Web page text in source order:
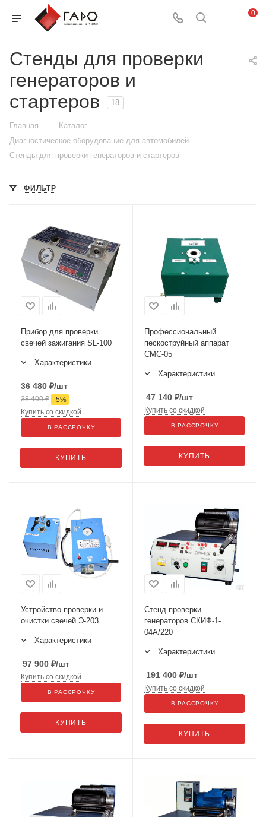
0
Стенды для проверки
генераторов и
стартеров
18
Главная — Каталог —
Диагностическое оборудование для автомобилей —
Стенды для проверки генераторов и стартеров
ФИЛЬТР
Прибор для проверки
свечей зажигания SL-100
Характеристики
36 480 ₽/шт
38 400₽ -5%
КУПИТЬ
Купить со скидкой
В РАССРОЧКУ
Профессиональный
пескоструйный аппарат
СМС-05
Характеристики
47 140 ₽/шт
КУПИТЬ
Купить со скидкой
В РАССРОЧКУ
Устройство проверки и
очистки свечей Э-203
Характеристики
97 900 ₽/шт
КУПИТЬ
Купить со скидкой
В РАССРОЧКУ
Стенд проверки
генераторов СКИФ-1-
04А/220
Характеристики
191 400 ₽/шт
КУПИТЬ
Купить со скидкой
В РАССРОЧКУ